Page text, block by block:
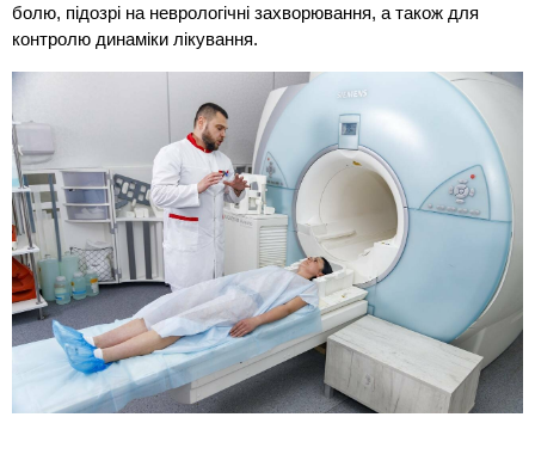
болю, підозрі на неврологічні захворювання, а також для
контролю динаміки лікування.